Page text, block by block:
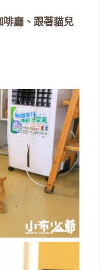
啡廳、跟著貓兒